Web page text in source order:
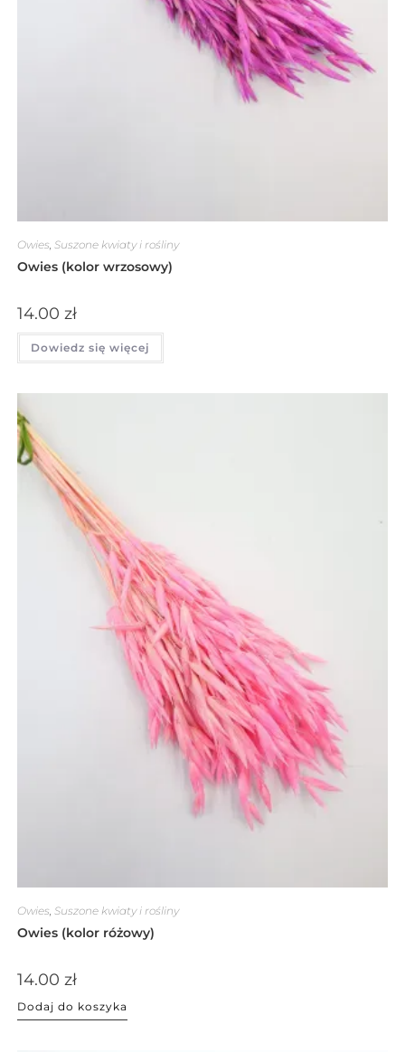
Owies, Suszone kwiaty i rośliny
Owies (kolor wrzosowy)
14.00 zł
Dowiedz się więcej
Owies, Suszone kwiaty i rośliny
Owies (kolor różowy)
14.00 zł
Dodaj do koszyka